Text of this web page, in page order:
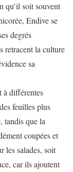
qu’il soit souvent
Endive se
degrés
retracent la culture
sa
à différentes
feuilles plus
tandis que la
coupées et
les salades, soit
car ils ajoutent